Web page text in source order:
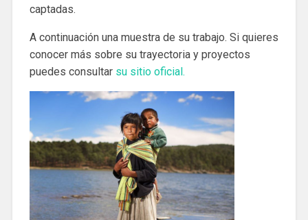
captadas.
A continuación una muestra de su trabajo. Si quieres
conocer más sobre su trayectoria y proyectos
puedes consultar su sitio oficial.